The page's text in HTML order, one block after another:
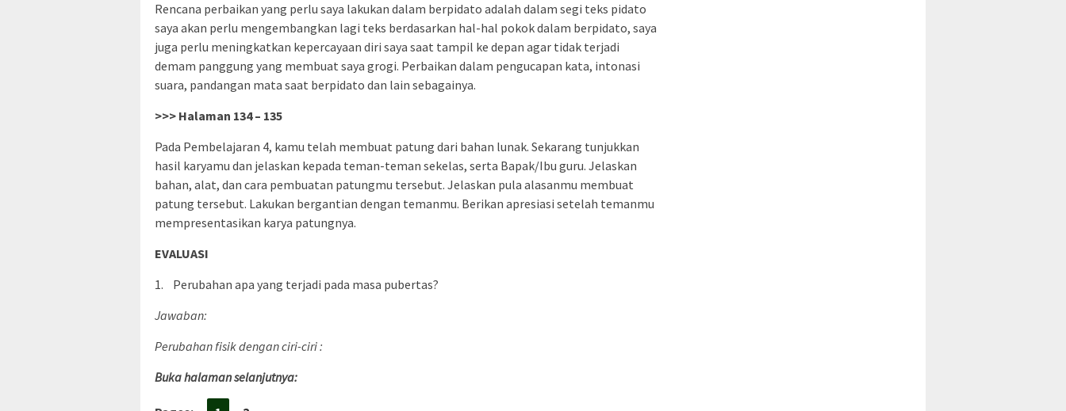
Rencana perbaikan yang perlu saya lakukan dalam berpidato adalah dalam segi teks pidato
saya akan perlu mengembangkan lagi teks berdasarkan hal-hal pokok dalam berpidato, saya
juga perlu meningkatkan kepercayaan diri saya saat tampil ke depan agar tidak terjadi
demam panggung yang membuat saya grogi. Perbaikan dalam pengucapan kata, intonasi
suara, pandangan mata saat berpidato dan lain sebagainya.
>>> Halaman 134 – 135
Pada Pembelajaran 4, kamu telah membuat patung dari bahan lunak. Sekarang tunjukkan
hasil karyamu dan jelaskan kepada teman-teman sekelas, serta Bapak/Ibu guru. Jelaskan
bahan, alat, dan cara pembuatan patungmu tersebut. Jelaskan pula alasanmu membuat
patung tersebut. Lakukan bergantian dengan temanmu. Berikan apresiasi setelah temanmu
mempresentasikan karya patungnya.
EVALUASI
1. Perubahan apa yang terjadi pada masa pubertas?
Jawaban:
Perubahan fisik dengan ciri-ciri :
Buka halaman selanjutnya: